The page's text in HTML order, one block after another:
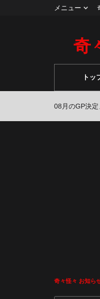
メニュー
奇
トッ
08月のGP決
奇々怪々 お知ら